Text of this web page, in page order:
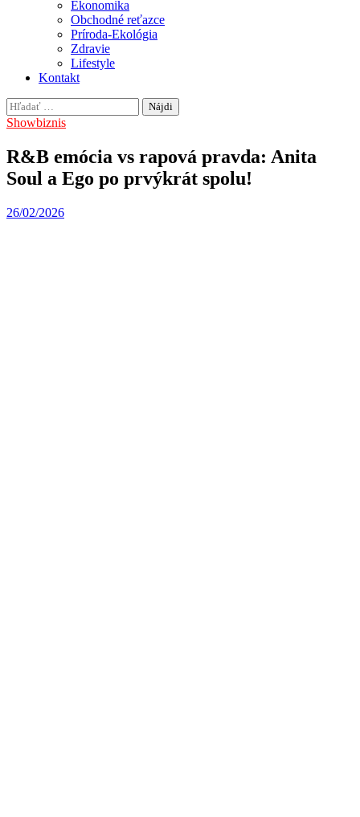
Ekonomika
Obchodné reťazce
Príroda-Ekológia
Zdravie
Lifestyle
Kontakt
Hľadať:
Showbiznis
R&B emócia vs rapová pravda: Anita
Soul a Ego po prvýkrát spolu!
26/02/2026